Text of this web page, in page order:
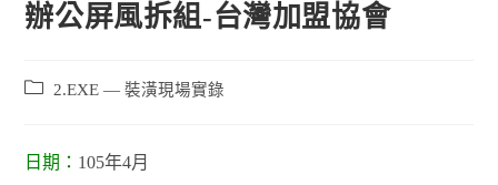
辦公屏風拆組-台灣加盟協會
2.EXE — 裝潢現場實錄
日期： 105年4月